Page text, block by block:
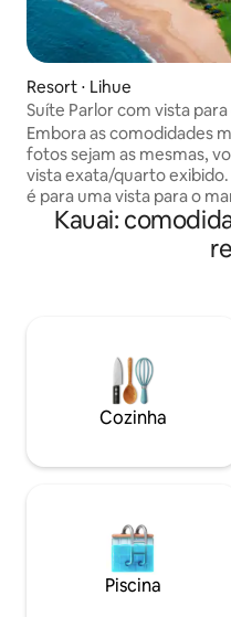
Resort ⋅ Lihue
Suíte Parlor com vista
Marriott Kauai Beach Club
Embora as comodidades
fotos sejam as mesmas,
vista exata/quarto
é para uma vista para o
específicas do quarto são
equipe do resort no check-
proprietários de clubes de
resort de
noite que você paga no
checkout. Por favor, note
Parlor só vem com uma
quarto.
Kauai:
Cozinha
Piscina